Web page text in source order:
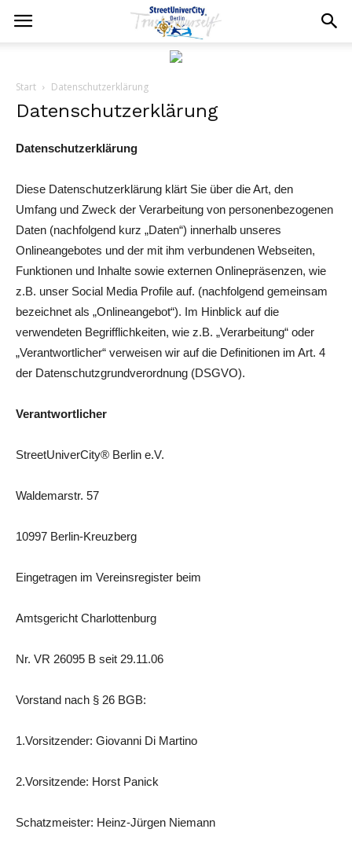
Start Datenschutzerklärung
Datenschutzerklärung
Datenschutzerklärung
Diese Datenschutzerklärung klärt Sie über die Art, den
Umfang und Zweck der Verarbeitung von personenbezogenen
Daten (nachfolgend kurz „Daten“) innerhalb unseres
Onlineangebotes und der mit ihm verbundenen Webseiten,
Funktionen und Inhalte sowie externen Onlinepräsenzen, wie
z.B. unser Social Media Profile auf. (nachfolgend gemeinsam
bezeichnet als „Onlineangebot“). Im Hinblick auf die
verwendeten Begrifflichkeiten, wie z.B. „Verarbeitung“ oder
„Verantwortlicher“ verweisen wir auf die Definitionen im Art. 4
der Datenschutzgrundverordnung (DSGVO).
Verantwortlicher
StreetUniverCity® Berlin e.V.
Waldemarstr. 57
10997 Berlin-Kreuzberg
Eingetragen im Vereinsregister beim
Amtsgericht Charlottenburg
Nr. VR 26095 B seit 29.11.06
Vorstand nach § 26 BGB:
1.Vorsitzender: Giovanni Di Martino
2.Vorsitzende: Horst Panick
Schatzmeister: Heinz-Jürgen Niemann